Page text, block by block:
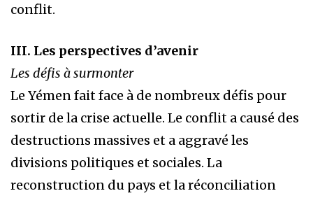
conflit.
III. Les perspectives d’avenir
Les défis à surmonter
Le Yémen fait face à de nombreux défis pour
sortir de la crise actuelle. Le conflit a causé des
destructions massives et a aggravé les
divisions politiques et sociales. La
reconstruction du pays et la réconciliation